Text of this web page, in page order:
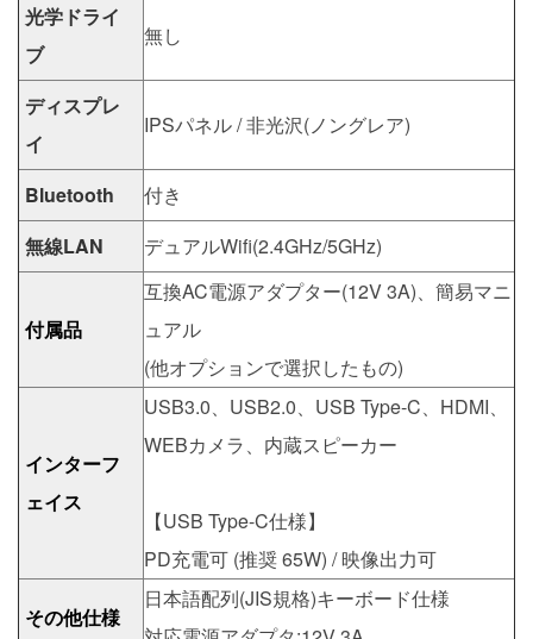
光学ドライ
ブ
無し
ディスプレ
イ
IPSパネル / 非光沢(ノングレア)
Bluetooth
付き
無線LAN
デュアルWifi(2.4GHz/5GHz)
付属品
互換AC電源アダプター(12V 3A)、簡易マニ
ュアル
(他オプションで選択したもの)
インターフ
ェイス
USB3.0、USB2.0、USB Type-C、HDMI、
WEBカメラ、内蔵スピーカー
【USB Type-C仕様】
PD充電可 (推奨 65W) / 映像出力可
その他仕様
日本語配列(JIS規格)キーボード仕様